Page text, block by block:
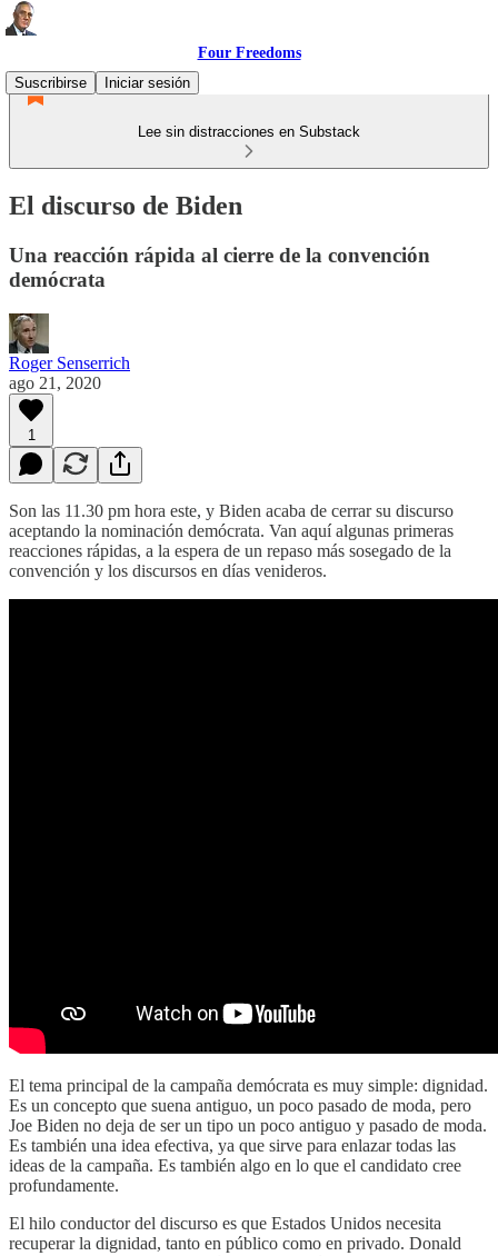
Four Freedoms
Suscribirse
Iniciar sesión
Lee sin distracciones en Substack
El discurso de Biden
Una reacción rápida al cierre de la convención
demócrata
Roger Senserrich
ago 21, 2020
1
Son las 11.30 pm hora este, y Biden acaba de cerrar su discurso
aceptando la nominación demócrata. Van aquí algunas primeras
reacciones rápidas, a la espera de un repaso más sosegado de la
convención y los discursos en días venideros.
El tema principal de la campaña demócrata es muy simple: dignidad.
Es un concepto que suena antiguo, un poco pasado de moda, pero
Joe Biden no deja de ser un tipo un poco antiguo y pasado de moda.
Es también una idea efectiva, ya que sirve para enlazar todas las
ideas de la campaña. Es también algo en lo que el candidato cree
profundamente.
El hilo conductor del discurso es que Estados Unidos necesita
recuperar la dignidad, tanto en público como en privado. Donald